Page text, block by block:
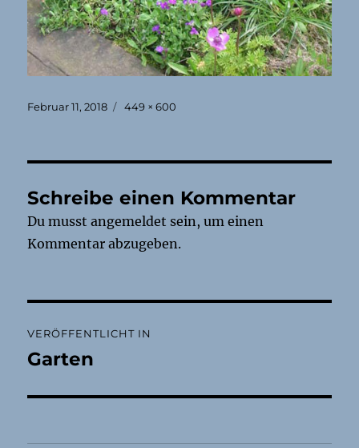
Veröffentlicht
Februar 11, 2018 Originalgröße
449 × 600
Schreibe einen Kommentar
Du musstangemeldet sein, um einen
Kommentar abzugeben.
VERÖFFENTLICHT IN
Garten